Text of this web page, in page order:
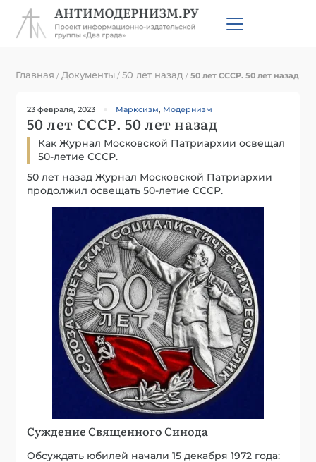
Главная / Документы /50 лет назад /50 лет СССР. 50 лет назад
23 февраля, 2023 Марксизм, Модернизм
50 лет СССР. 50 лет назад
Как Журнал Московской Патриархии освещал
50-летие СССР.
50 лет назад Журнал Московской Патриархии
продолжил освещать 50-летие СССР.
Суждение Священного Синода
Обсуждать юбилей начали 15 декабря 1972 года: